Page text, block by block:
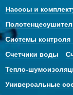
Насосы и
Системы контроля
Счетчики воды
Тепло-
Универсальные